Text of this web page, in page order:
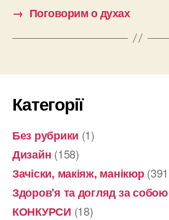
→ Поговорим о духах
Категорії
Без рубрики (1)
Дизайн (158)
Зачіски, макіяж, манікюр
Здоров'я та догляд за собою
КОНКУРСИ (18)